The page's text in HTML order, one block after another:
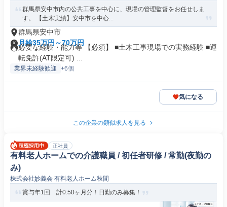
群馬県安中市内の公共工事を中心に、現場の管理監督をお任せしま
す。 【土木実績】安中市を中心...
群馬県安中市
月給35万円～70万円
必要な経験・能力等 【必須】 ■土木工事現場での実務経験 ■運
転免許(AT限定可) ...
業界未経験歓迎 +6個
気になる
この企業の類似求人を見る
正社員
有料老人ホームでの介護職員 / 初任者研修 / 常勤(夜勤の
み)
株式会社妙義会 有料老人ホーム秋間
賞与年1回 計0.50ヶ月分！日勤のみ募集！